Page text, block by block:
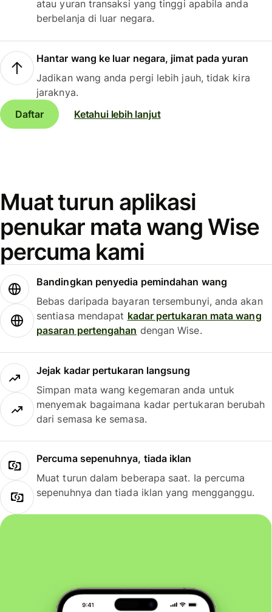
atau yuran transaksi yang tinggi apabila anda
berbelanja di luar negara.
Hantar wang ke luar negara, jimat pada yuran
Jadikan wang anda pergi lebih jauh, tidak kira
jaraknya.
Daftar
Ketahui lebih lanjut
Muat turun aplikasi
penukar mata wang Wise
percuma kami
Bandingkan penyedia pemindahan wang
Bebas daripada bayaran tersembunyi, anda akan
sentiasa mendapat kadar pertukaran mata wang
pasaran pertengahan dengan Wise.
Jejak kadar pertukaran langsung
Simpan mata wang kegemaran anda untuk
menyemak bagaimana kadar pertukaran berubah
dari semasa ke semasa.
Percuma sepenuhnya, tiada iklan
Muat turun dalam beberapa saat. Ia percuma
sepenuhnya dan tiada iklan yang mengganggu.